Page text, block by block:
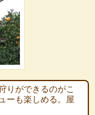
りができるのがこ
ーも楽しめる。屋